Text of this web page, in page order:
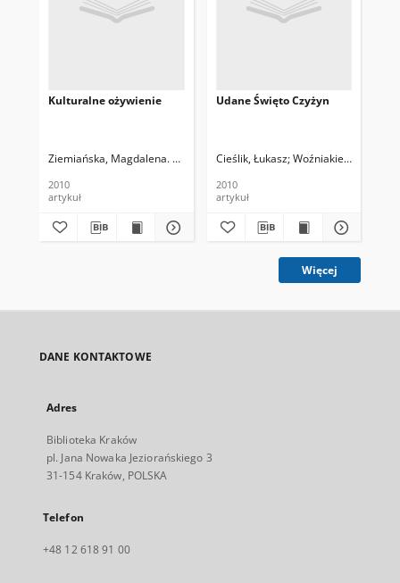
Kulturalne ożywienie
Ziemiańska, Magdalena. Fot.
2010
artykuł
Udane Święto Czyżyn
Cieślik, Łukasz Woźniakiewicz, Jerzy.
2010
artykuł
Więcej
DANE KONTAKTOWE
Adres
Biblioteka Kraków
pl. Jana Nowaka Jeziorańskiego 3
31-154 Kraków, POLSKA
Telefon
+48 12 618 91 00